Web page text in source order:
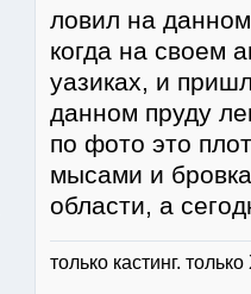
ловил на
когда на своем
уазиках, и
данном пруду
по фото это
мысами и
области, а
только кастинг.